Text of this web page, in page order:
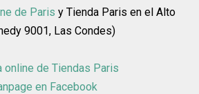
de Paris y Tienda Paris en el Alto
9001, Las Condes)
online de Tiendas Paris
en Facebook